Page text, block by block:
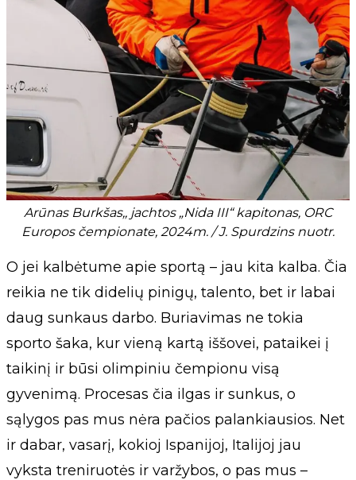
Arūnas Burkšas,, jachtos „Nida III“ kapitonas, ORC
Europos čempionate, 2024m. / J. Spurdzins nuotr.
O jei kalbėtume apie sportą – jau kita kalba. Čia
reikia ne tik didelių pinigų, talento, bet ir labai
daug sunkaus darbo. Buriavimas ne tokia
sporto šaka, kur vieną kartą iššovei, pataikei į
taikinį ir būsi olimpiniu čempionu visą
gyvenimą. Procesas čia ilgas ir sunkus, o
sąlygos pas mus nėra pačios palankiausios. Net
ir dabar, vasarį, kokioj Ispanijoj, Italijoj jau
vyksta treniruotės ir varžybos, o pas mus –